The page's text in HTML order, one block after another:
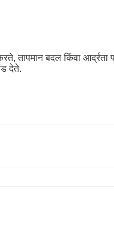
तापमान बदल किंवा
देते.